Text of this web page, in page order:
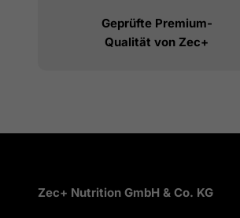
Geprüfte Premium-
Qualität von Zec+
Zec+ Nutrition GmbH & Co. KG